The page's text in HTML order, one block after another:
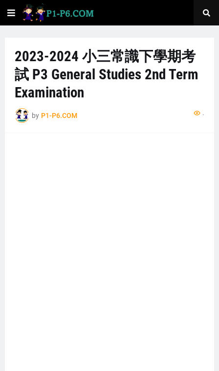
2023-2024 小三常識下學期考
試 P3 General Studies 2nd Term
Examination
by P1-P6.COM ...